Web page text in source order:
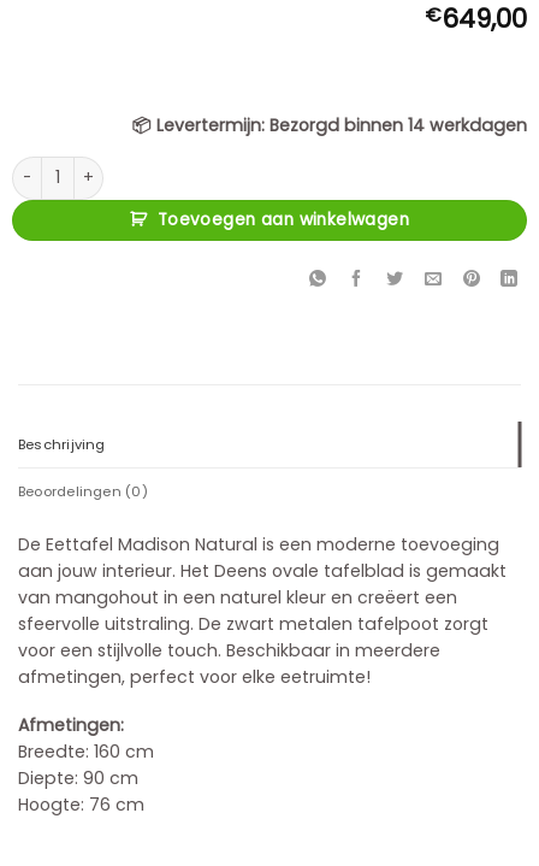
€649,00
📦 Levertermijn: Bezorgd binnen 14 werkdagen
Deens ovale eettafel Madison Naturel Mangohout 160 cm aantal
Toevoegen aan winkelwagen
Beschrijving
Beoordelingen (0)
De Eettafel Madison Natural is een moderne toevoeging
aan jouw interieur. Het Deens ovale tafelblad is gemaakt
van mangohout in een naturel kleur en creëert een
sfeervolle uitstraling. De zwart metalen tafelpoot zorgt
voor een stijlvolle touch. Beschikbaar in meerdere
afmetingen, perfect voor elke eetruimte!
Afmetingen:
Breedte: 160 cm
Diepte: 90 cm
Hoogte: 76 cm